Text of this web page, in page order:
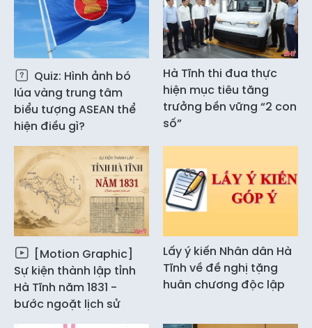
Quiz: Hình ảnh bó
lúa vàng trung tâm
biểu tượng ASEAN thể
hiện điều gì?
Hà Tĩnh thi đua thực
hiện mục tiêu tăng
trưởng bền vững “2 con
số”
[Motion Graphic]
Sự kiện thành lập tỉnh
Hà Tĩnh năm 1831 -
bước ngoặt lịch sử
Lấy ý kiến Nhân dân Hà
Tĩnh về đề nghị tặng
huân chương độc lập